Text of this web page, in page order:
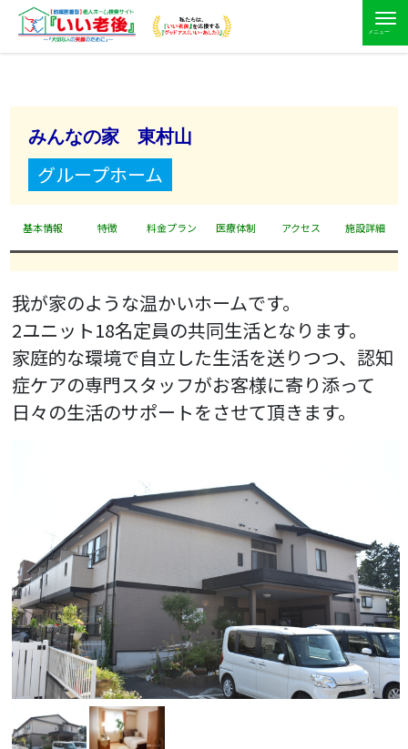
みんなの家 東村山
グループホーム
基本情報 特徴 料金プラン 医療体制 アクセス 施設詳細
我が家のような温かいホームです。
2ユニット18名定員の共同生活となります。
家庭的な環境で自立した生活を送りつつ、認知
症ケアの専門スタッフがお客様に寄り添って
日々の生活のサポートをさせて頂きます。